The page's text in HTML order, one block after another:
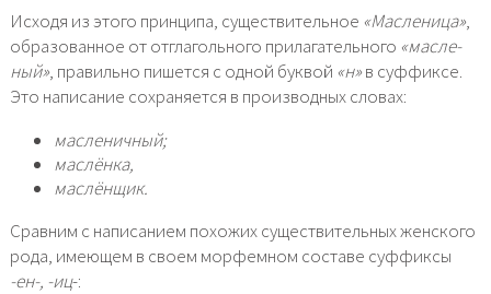
Исходя из это­го прин­ци­па, суще­стви­тель­ное «Масленица»,
обра­зо­ван­ное от отгла­голь­но­го при­ла­га­тель­но­го «мас­ле­
ный», пра­виль­но пишет­ся с одной бук­вой «н»в суф­фик­се.
Это напи­са­ние сохра­ня­ет­ся в про­из­вод­ных сло­вах:
мас­ле­нич­ный;
мас­лён­ка,
мас­лён­щик.
Сравним с напи­са­ни­ем похо­жих суще­стви­тель­ных жен­ско­го
рода, име­ю­щем в сво­ем мор­фем­ном соста­ве суф­фик­сы
-ен-, -иц-: